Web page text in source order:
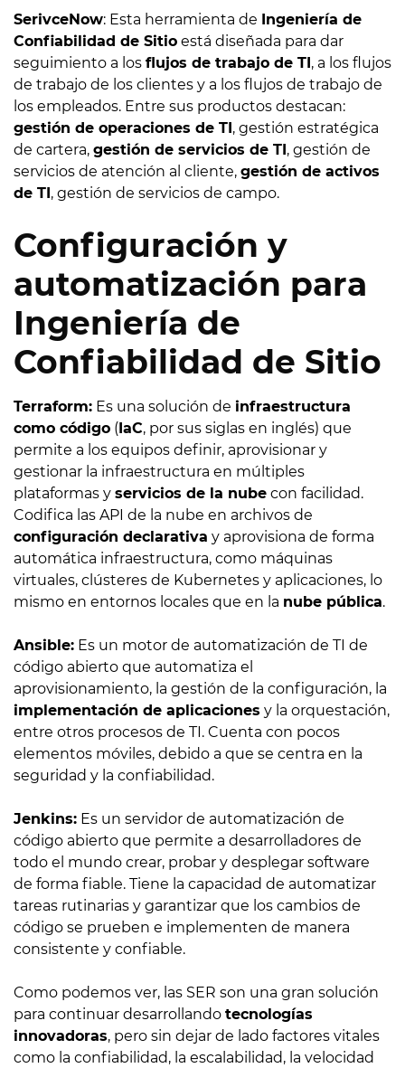
SerivceNow: Esta herramienta de Ingeniería de
Confiabilidad de Sitio está diseñada para dar
seguimiento a los flujos de trabajo de TI , a los flujos
de trabajo de los clientes y a los flujos de trabajo de
los empleados. Entre sus productos destacan:
gestión de operaciones de TI , gestión estratégica
de cartera, gestión de servicios de TI , gestión de
servicios de atención al cliente, gestión de activos
de TI , gestión de servicios de campo.
Configuración y
automatización para
Ingeniería de
Confiabilidad de Sitio
Terraform: Es una solución de infraestructura
como código ( IaC, por sus siglas en inglés) que
permite a los equipos definir, aprovisionar y
gestionar la infraestructura en múltiples
plataformas y servicios de la nube con facilidad.
Codifica las API de la nube en archivos de
configuración declarativa y aprovisiona de forma
automática infraestructura, como máquinas
virtuales, clústeres de Kubernetes y aplicaciones, lo
mismo en entornos locales que en la nube pública.
Ansible: Es un motor de automatización de TI de
código abierto que automatiza el
aprovisionamiento, la gestión de la configuración, la
implementación de aplicaciones y la orquestación,
entre otros procesos de TI. Cuenta con pocos
elementos móviles, debido a que se centra en la
seguridad y la confiabilidad.
Jenkins: Es un servidor de automatización de
código abierto que permite a desarrolladores de
todo el mundo crear, probar y desplegar software
de forma fiable. Tiene la capacidad de automatizar
tareas rutinarias y garantizar que los cambios de
código se prueben e implementen de manera
consistente y confiable.
Como podemos ver, las SER son una gran solución
para continuar desarrollando tecnologías
innovadoras, pero sin dejar de lado factores vitales
como la confiabilidad, la escalabilidad, la velocidad